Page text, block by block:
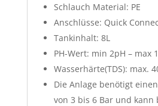
Schlauch Material: ​​​​PE
Anschlüsse:​​​​​ Quick
Tankinhalt​​​​​: 8L
PH-Wert:​​​​ ​min 2pH – max
Wasserhärte​​​​​(TDS): max.
Die Anlage benötigt
von 3 bis 6 Bar und kann